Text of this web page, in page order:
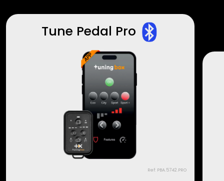
Tune Pedal Pro
Ref: PBA.5742.PRO